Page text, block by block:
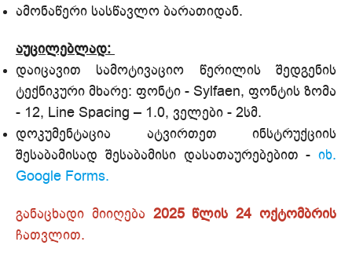
ამონაწერი სასწავლო ბარათიდან.
აუცილებლად:
დაიცავით სამოტივაციო წერილის შედგენის
ტექნიკური მხარე: ფონტი - Sylfaen, ფონტის ზომა
- 12, Line Spacing – 1.0, ველები - 2სმ.
დოკუმენტაცია ატვირთეთ ინსტრუქციის
შესაბამისად შესაბამისი დასათაურებებით - იხ.
Google Forms.
განაცხადი მიიღება 2025 წლის 24 ოქტომბრის
ჩათვლით.